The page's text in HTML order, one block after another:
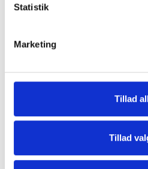
Statistik
Marketing
Tillad
Tillad
smal, 20 x 20 cm, Type 672